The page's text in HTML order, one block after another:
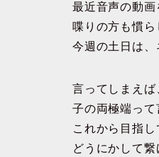
最近音声の動画
喋りの方も慣ら
今週の土日は、
言ってしまえば
子の両極端って
これから目指
どうにかして